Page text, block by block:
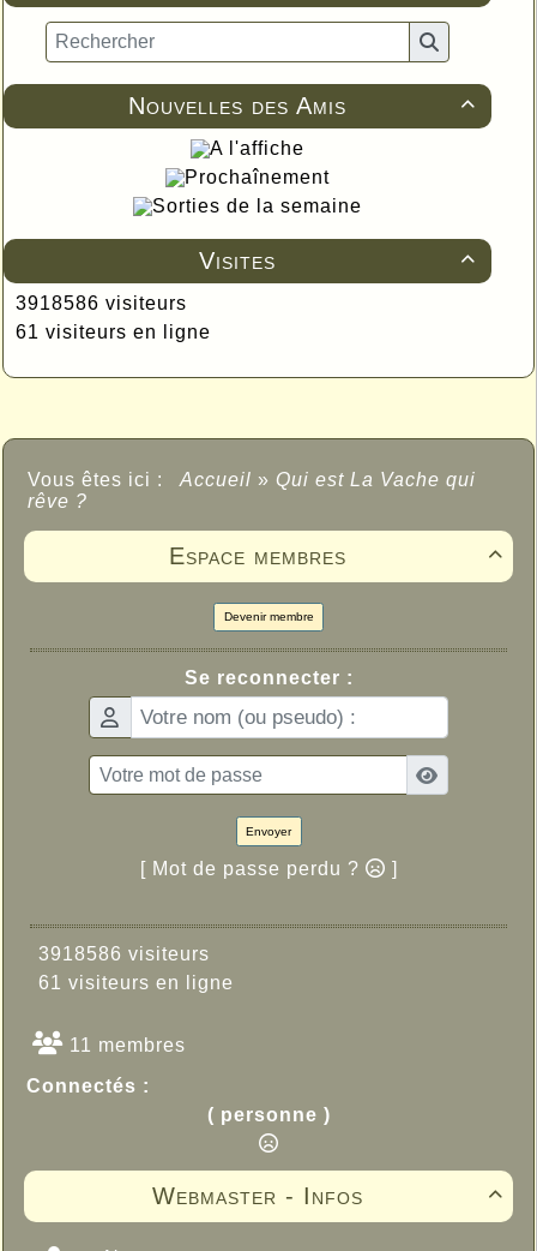

Nouvelles des Amis
A l'affiche
Prochaînement
Sorties de la semaine

Visites
3918586 visiteurs
61 visiteurs en ligne
Vous êtes ici : Accueil » Qui est La Vache qui
rêve ?

Espace membres
Devenir membre
Se reconnecter :
Envoyer
[ Mot de passe perdu ? ]
3918586 visiteurs
61 visiteurs en ligne
11 membres
Connectés :
( personne )

Webmaster - Infos